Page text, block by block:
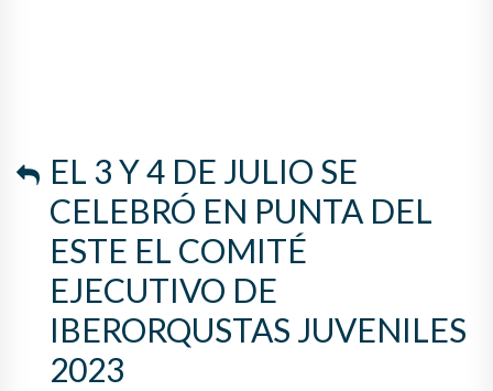
EL 3 Y 4 DE JULIO SE
CELEBRÓ EN PUNTA DEL
ESTE EL COMITÉ
EJECUTIVO DE
IBERORQUSTAS JUVENILES
2023